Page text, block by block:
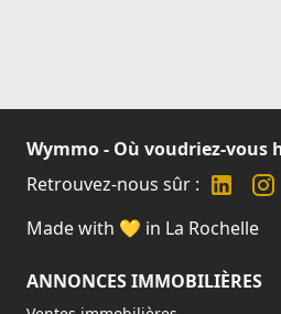
Wymmo - Où voudriez-vous
Retrouvez-nous sûr :
Made with 💛 in La Rochelle
ANNONCES IMMOBILIÈRES